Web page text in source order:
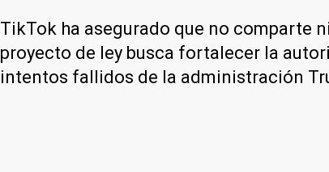
TikTok ha asegurado que no comparte
proyecto de ley busca fortalecer la
intentos fallidos de la administración